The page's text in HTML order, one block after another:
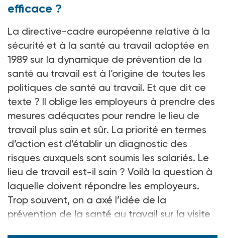
efficace ?
La directive-cadre européenne relative à la
sécurité et à la santé au travail adoptée en
1989 sur la dynamique de prévention de la
santé au travail est à l’origine de toutes les
politiques de santé au travail. Et que dit ce
texte ? Il oblige les employeurs à prendre des
mesures adéquates pour rendre le lieu de
travail plus sain et sûr. La priorité en termes
d’action est d’établir un diagnostic des
risques auxquels sont soumis les salariés. Le
lieu de travail est-il sain ? Voilà la question à
laquelle doivent répondre les employeurs.
Trop souvent, on a axé l’idée de la
prévention de la santé au travail sur la visite